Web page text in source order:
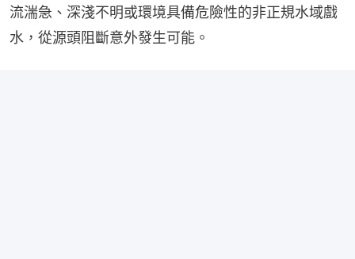
流湍急、深淺不明或環境具備危險性的非正規水域戲
水，從源頭阻斷意外發生可能。